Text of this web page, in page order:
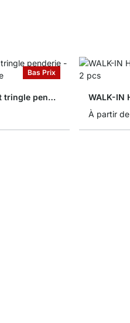
Bas Prix
WALK-IN WALL Support tringle penderie - 2 pcs
À partir de